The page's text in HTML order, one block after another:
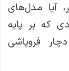
آیا مدل‌های
که بر پایه
فروپاشی